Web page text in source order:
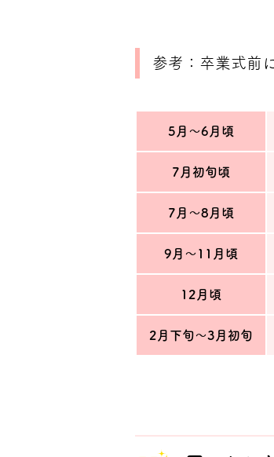
参考：卒業式前
5月〜6月頃
7月初旬頃
7月〜8月頃
9月〜11月頃
12月頃
2月下旬～3月初旬